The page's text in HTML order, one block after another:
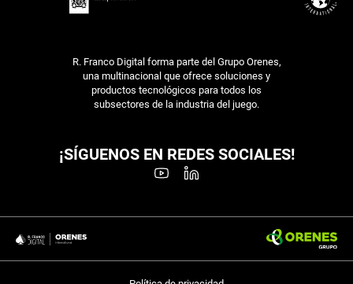
R. Franco Digital forma parte del Grupo Orenes,
una multinacional que ofrece soluciones y
productos tecnológicos para todos los
subsectores de la industria del juego.
¡SÍGUENOS EN REDES SOCIALES!